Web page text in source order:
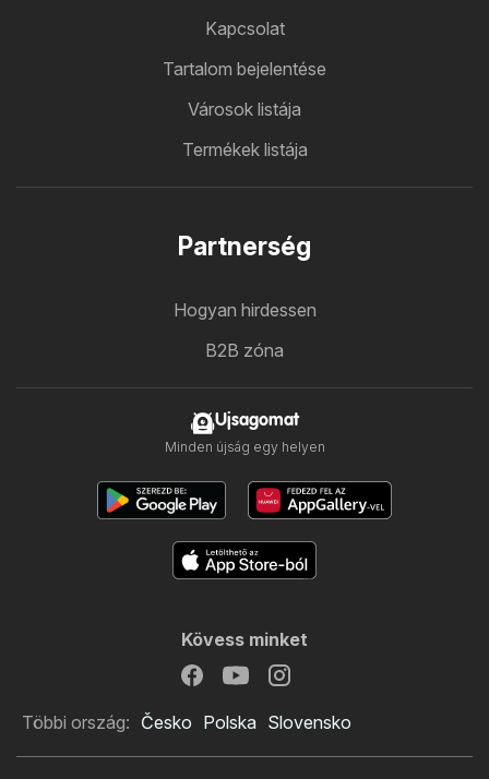
Kapcsolat
Tartalom bejelentése
Városok listája
Termékek listája
Partnerség
Hogyan hirdessen
B2B zóna
Ujsagomat
Minden újság egy helyen
Kövess minket
Többi ország: Česko Polska Slovensko